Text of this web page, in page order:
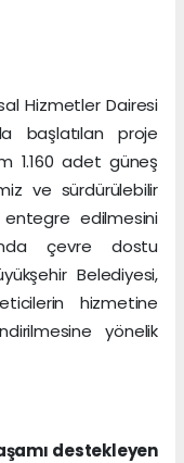
Hizmetler Dairesi
başlatılan proje
1.160 adet güneş
ve sürdürülebilir
entegre edilmesini
çevre dostu
Belediyesi,
hizmetine
yönelik
destekleyen